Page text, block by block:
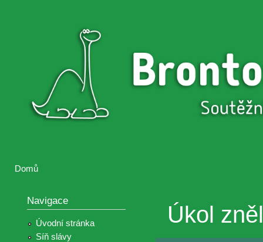
Brontosaurus
Brontosaurus
Domů
Navigace
Úvodní stránka
Síň slávy
Úkol